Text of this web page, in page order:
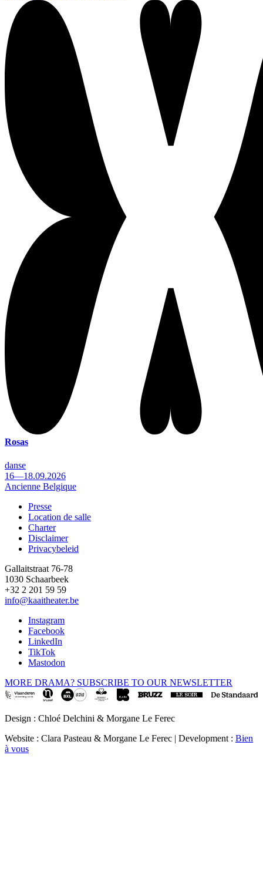
Rosas
danse
16—18.09.2026
Ancienne Belgique
Footer
Presse
Location de salle
Charter
Disclaimer
Privacybeleid
Gallaitstraat 76-78
1030 Schaarbeek
+32 2 201 59 59
info@kaaitheater.be
Instagram
Facebook
LinkedIn
TikTok
Mastodon
MORE DRAMA? SUBSCRIBE TO OUR NEWSLETTER
Design : Chloé Delchini & Morgane Le Ferec
Website : Clara Pasteau & Morgane Le Ferec | Development : Bien
à vous